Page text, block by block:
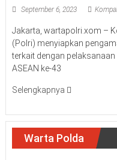
September 6, 2023
Jakarta, wartapolri.xom –
(Polri) menyiapkan
terkait dengan
ASEAN ke-43
Selengkapnya
Warta Polda